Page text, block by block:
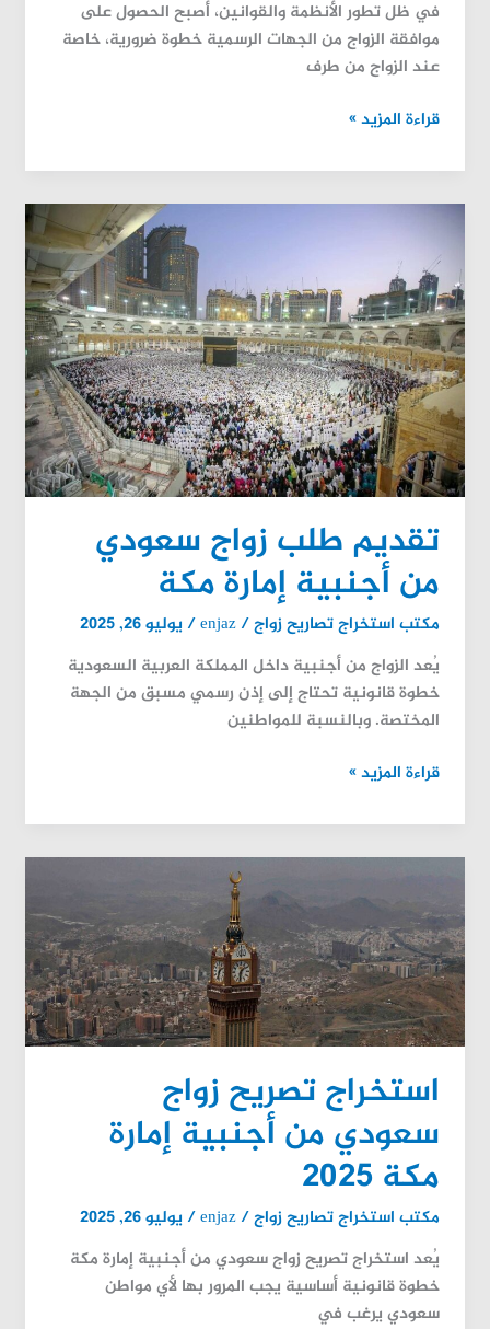
في ظل تطور الأنظمة والقوانين، أصبح الحصول على
موافقة الزواج من الجهات الرسمية خطوة ضرورية، خاصة
عند الزواج من طرف
قراءة المزيد »
تقديم طلب زواج سعودي
من أجنبية إمارة مكة
مكتب استخراج تصاريح زواج/
enjaz
/ يوليو 26, 2025
يُعد الزواج من أجنبية داخل المملكة العربية السعودية
خطوة قانونية تحتاج إلى إذن رسمي مسبق من الجهة
المختصة. وبالنسبة للمواطنين
تقديم
طلب
زواج
سعودي
من
أجنبية
إمارة
مكة
قراءة المزيد »
استخراج تصريح زواج
سعودي من أجنبية إمارة
مكة 2025
مكتب استخراج تصاريح زواج/
enjaz
/ يوليو 26, 2025
يُعد استخراج تصريح زواج سعودي من أجنبية إمارة مكة
خطوة قانونية أساسية يجب المرور بها لأي مواطن
سعودي يرغب في
زواج
سعودي
من
أجنبية
إمارة
2025